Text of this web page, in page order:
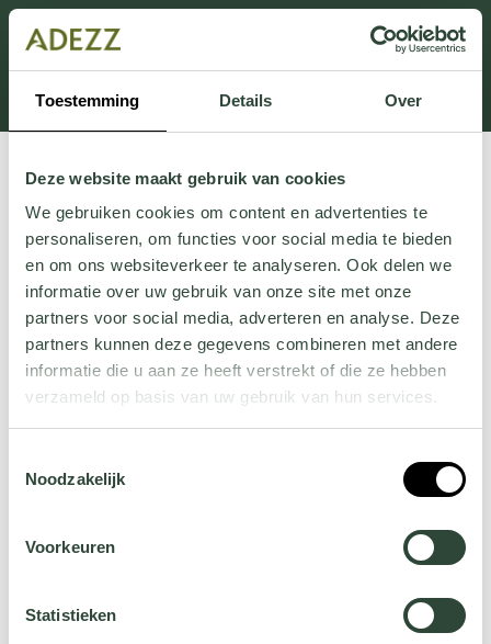
Toestemming Details Over
Deze website maakt gebruik van cookies
We gebruiken cookies om content en advertenties te
personaliseren, om functies voor social media te bieden
en om ons websiteverkeer te analyseren. Ook delen we
informatie over uw gebruik van onze site met onze
partners voor social media, adverteren en analyse. Deze
partners kunnen deze gegevens combineren met andere
informatie die u aan ze heeft verstrekt of die ze hebben
verzameld op basis van uw gebruik van hun services.
jehier.
Noodzakelijk
Voorkeuren
Statistieken
Dit onderdeel is momenteel in onderhoud.
Als je informatie mist kun je ons bellen +31 413 274
168 of mailen
Customersupport@adezz.com.